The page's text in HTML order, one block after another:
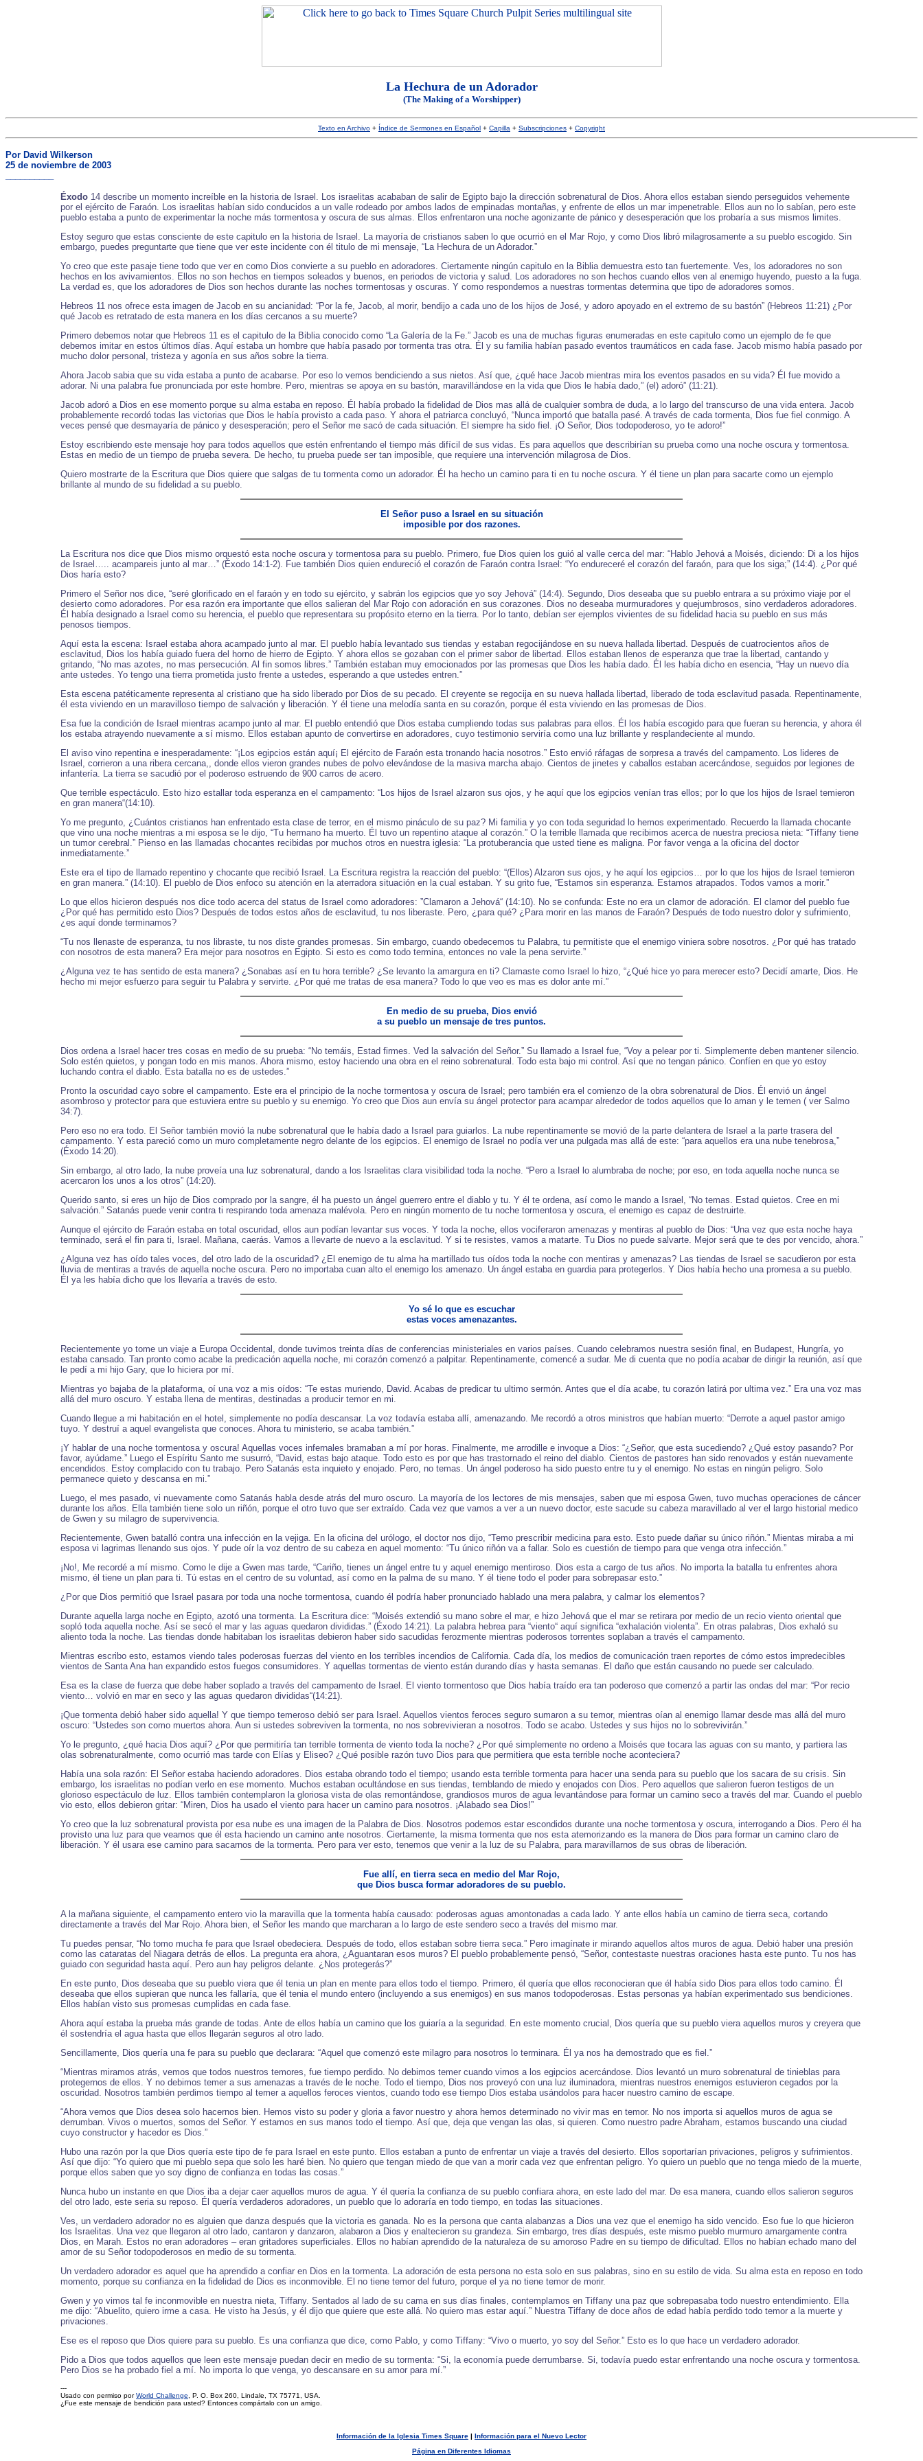
La Hechura de un Adorador
(The Making of a Worshipper)
Texto en Archivo + Índice de Sermones en Español + Capilla + Subscripciones + Copyright
Por David Wilkerson
25 de noviembre de 2003
Éxodo 14 describe un momento increíble en la historia de Israel. Los israelitas acababan de salir de Egipto bajo la dirección sobrenatural de Dios. Ahora ellos estaban siendo perseguidos vehemente
por el ejército de Faraón. Los israelitas habían sido conducidos a un valle rodeado por ambos lados de empinadas montañas, y enfrente de ellos un mar impenetrable. Ellos aun no lo sabían, pero este
pueblo estaba a punto de experimentar la noche más tormentosa y oscura de sus almas. Ellos enfrentaron una noche agonizante de pánico y desesperación que los probaría a sus mismos limites.
Estoy seguro que estas consciente de este capitulo en la historia de Israel. La mayoría de cristianos saben lo que ocurrió en el Mar Rojo, y como Dios libró milagrosamente a su pueblo escogido. Sin
embargo, puedes preguntarte que tiene que ver este incidente con él titulo de mi mensaje, “La Hechura de un Adorador.”
Yo creo que este pasaje tiene todo que ver en como Dios convierte a su pueblo en adoradores. Ciertamente ningún capitulo en la Biblia demuestra esto tan fuertemente. Ves, los adoradores no son
hechos en los avivamientos. Ellos no son hechos en tiempos soleados y buenos, en periodos de victoria y salud. Los adoradores no son hechos cuando ellos ven al enemigo huyendo, puesto a la fuga.
La verdad es, que los adoradores de Dios son hechos durante las noches tormentosas y oscuras. Y como respondemos a nuestras tormentas determina que tipo de adoradores somos.
Hebreos 11 nos ofrece esta imagen de Jacob en su ancianidad: “Por la fe, Jacob, al morir, bendijo a cada uno de los hijos de José, y adoro apoyado en el extremo de su bastón” (Hebreos 11:21) ¿Por
qué Jacob es retratado de esta manera en los días cercanos a su muerte?
Primero debemos notar que Hebreos 11 es el capitulo de la Biblia conocido como “La Galería de la Fe.” Jacob es una de muchas figuras enumeradas en este capitulo como un ejemplo de fe que
debemos imitar en estos últimos días. Aquí estaba un hombre que había pasado por tormenta tras otra. Él y su familia habían pasado eventos traumáticos en cada fase. Jacob mismo había pasado por
mucho dolor personal, tristeza y agonía en sus años sobre la tierra.
Ahora Jacob sabia que su vida estaba a punto de acabarse. Por eso lo vemos bendiciendo a sus nietos. Así que, ¿qué hace Jacob mientras mira los eventos pasados en su vida? Él fue movido a
adorar. Ni una palabra fue pronunciada por este hombre. Pero, mientras se apoya en su bastón, maravillándose en la vida que Dios le había dado,” (el) adoró” (11:21).
Jacob adoró a Dios en ese momento porque su alma estaba en reposo. Él había probado la fidelidad de Dios mas allá de cualquier sombra de duda, a lo largo del transcurso de una vida entera. Jacob
probablemente recordó todas las victorias que Dios le había provisto a cada paso. Y ahora el patriarca concluyó, “Nunca importó que batalla pasé. A través de cada tormenta, Dios fue fiel conmigo. A
veces pensé que desmayaría de pánico y desesperación; pero el Señor me sacó de cada situación. El siempre ha sido fiel. ¡O Señor, Dios todopoderoso, yo te adoro!”
Estoy escribiendo este mensaje hoy para todos aquellos que estén enfrentando el tiempo más difícil de sus vidas. Es para aquellos que describirían su prueba como una noche oscura y tormentosa.
Estas en medio de un tiempo de prueba severa. De hecho, tu prueba puede ser tan imposible, que requiere una intervención milagrosa de Dios.
Quiero mostrarte de la Escritura que Dios quiere que salgas de tu tormenta como un adorador. Él ha hecho un camino para ti en tu noche oscura. Y él tiene un plan para sacarte como un ejemplo
brillante al mundo de su fidelidad a su pueblo.
El Señor puso a Israel en su situación
imposible por dos razones.
La Escritura nos dice que Dios mismo orquestó esta noche oscura y tormentosa para su pueblo. Primero, fue Dios quien los guió al valle cerca del mar: “Hablo Jehová a Moisés, diciendo: Di a los hijos
de Israel….. acampareis junto al mar…” (Éxodo 14:1-2). Fue también Dios quien endureció el corazón de Faraón contra Israel: “Yo endureceré el corazón del faraón, para que los siga;” (14:4). ¿Por qué
Dios haría esto?
Primero el Señor nos dice, “seré glorificado en el faraón y en todo su ejército, y sabrán los egipcios que yo soy Jehová” (14:4). Segundo, Dios deseaba que su pueblo entrara a su próximo viaje por el
desierto como adoradores. Por esa razón era importante que ellos salieran del Mar Rojo con adoración en sus corazones. Dios no deseaba murmuradores y quejumbrosos, sino verdaderos adoradores.
Él había designado a Israel como su herencia, el pueblo que representara su propósito eterno en la tierra. Por lo tanto, debían ser ejemplos vivientes de su fidelidad hacia su pueblo en sus más
penosos tiempos.
Aquí esta la escena: Israel estaba ahora acampado junto al mar. El pueblo había levantado sus tiendas y estaban regocijándose en su nueva hallada libertad. Después de cuatrocientos años de
esclavitud, Dios los había guiado fuera del horno de hierro de Egipto. Y ahora ellos se gozaban con el primer sabor de libertad. Ellos estaban llenos de esperanza que trae la libertad, cantando y
gritando, “No mas azotes, no mas persecución. Al fin somos libres.” También estaban muy emocionados por las promesas que Dios les había dado. Él les había dicho en esencia, “Hay un nuevo día
ante ustedes. Yo tengo una tierra prometida justo frente a ustedes, esperando a que ustedes entren.”
Esta escena patéticamente representa al cristiano que ha sido liberado por Dios de su pecado. El creyente se regocija en su nueva hallada libertad, liberado de toda esclavitud pasada. Repentinamente,
él esta viviendo en un maravilloso tiempo de salvación y liberación. Y él tiene una melodía santa en su corazón, porque él esta viviendo en las promesas de Dios.
Esa fue la condición de Israel mientras acampo junto al mar. El pueblo entendió que Dios estaba cumpliendo todas sus palabras para ellos. Él los había escogido para que fueran su herencia, y ahora él
los estaba atrayendo nuevamente a sí mismo. Ellos estaban apunto de convertirse en adoradores, cuyo testimonio serviría como una luz brillante y resplandeciente al mundo.
El aviso vino repentina e inesperadamente: “¡Los egipcios están aquí¡ El ejército de Faraón esta tronando hacia nosotros.” Esto envió ráfagas de sorpresa a través del campamento. Los lideres de
Israel, corrieron a una ribera cercana,, donde ellos vieron grandes nubes de polvo elevándose de la masiva marcha abajo. Cientos de jinetes y caballos estaban acercándose, seguidos por legiones de
infantería. La tierra se sacudió por el poderoso estruendo de 900 carros de acero.
Que terrible espectáculo. Esto hizo estallar toda esperanza en el campamento: “Los hijos de Israel alzaron sus ojos, y he aquí que los egipcios venían tras ellos; por lo que los hijos de Israel temieron
en gran manera“(14:10).
Yo me pregunto, ¿Cuántos cristianos han enfrentado esta clase de terror, en el mismo pináculo de su paz? Mi familia y yo con toda seguridad lo hemos experimentado. Recuerdo la llamada chocante
que vino una noche mientras a mi esposa se le dijo, “Tu hermano ha muerto. Él tuvo un repentino ataque al corazón.” O la terrible llamada que recibimos acerca de nuestra preciosa nieta: “Tiffany tiene
un tumor cerebral.” Pienso en las llamadas chocantes recibidas por muchos otros en nuestra iglesia: “La protuberancia que usted tiene es maligna. Por favor venga a la oficina del doctor
inmediatamente.”
Este era el tipo de llamado repentino y chocante que recibió Israel. La Escritura registra la reacción del pueblo: “(Ellos) Alzaron sus ojos, y he aquí los egipcios… por lo que los hijos de Israel temieron
en gran manera.” (14:10). El pueblo de Dios enfoco su atención en la aterradora situación en la cual estaban. Y su grito fue, “Estamos sin esperanza. Estamos atrapados. Todos vamos a morir.”
Lo que ellos hicieron después nos dice todo acerca del status de Israel como adoradores: ”Clamaron a Jehová“ (14:10). No se confunda: Este no era un clamor de adoración. El clamor del pueblo fue
¿Por qué has permitido esto Dios? Después de todos estos años de esclavitud, tu nos liberaste. Pero, ¿para qué? ¿Para morir en las manos de Faraón? Después de todo nuestro dolor y sufrimiento,
¿es aquí donde terminamos?
“Tu nos llenaste de esperanza, tu nos libraste, tu nos diste grandes promesas. Sin embargo, cuando obedecemos tu Palabra, tu permitiste que el enemigo viniera sobre nosotros. ¿Por qué has tratado
con nosotros de esta manera? Era mejor para nosotros en Egipto. Si esto es como todo termina, entonces no vale la pena servirte.”
¿Alguna vez te has sentido de esta manera? ¿Sonabas así en tu hora terrible? ¿Se levanto la amargura en ti? Clamaste como Israel lo hizo, “¿Qué hice yo para merecer esto? Decidí amarte, Dios. He
hecho mi mejor esfuerzo para seguir tu Palabra y servirte. ¿Por qué me tratas de esa manera? Todo lo que veo es mas es dolor ante mí.”
En medio de su prueba, Dios envió
a su pueblo un mensaje de tres puntos.
Dios ordena a Israel hacer tres cosas en medio de su prueba: “No temáis, Estad firmes. Ved la salvación del Señor.” Su llamado a Israel fue, “Voy a pelear por ti. Simplemente deben mantener silencio.
Solo estén quietos, y pongan todo en mis manos. Ahora mismo, estoy haciendo una obra en el reino sobrenatural. Todo esta bajo mi control. Así que no tengan pánico. Confíen en que yo estoy
luchando contra el diablo. Esta batalla no es de ustedes.”
Pronto la oscuridad cayo sobre el campamento. Este era el principio de la noche tormentosa y oscura de Israel; pero también era el comienzo de la obra sobrenatural de Dios. Él envió un ángel
asombroso y protector para que estuviera entre su pueblo y su enemigo. Yo creo que Dios aun envía su ángel protector para acampar alrededor de todos aquellos que lo aman y le temen ( ver Salmo
34:7).
Pero eso no era todo. El Señor también movió la nube sobrenatural que le había dado a Israel para guiarlos. La nube repentinamente se movió de la parte delantera de Israel a la parte trasera del
campamento. Y esta pareció como un muro completamente negro delante de los egipcios. El enemigo de Israel no podía ver una pulgada mas allá de este: “para aquellos era una nube tenebrosa,”
(Éxodo 14:20).
Sin embargo, al otro lado, la nube proveía una luz sobrenatural, dando a los Israelitas clara visibilidad toda la noche. “Pero a Israel lo alumbraba de noche; por eso, en toda aquella noche nunca se
acercaron los unos a los otros” (14:20).
Querido santo, si eres un hijo de Dios comprado por la sangre, él ha puesto un ángel guerrero entre el diablo y tu. Y él te ordena, así como le mando a Israel, “No temas. Estad quietos. Cree en mi
salvación.” Satanás puede venir contra ti respirando toda amenaza malévola. Pero en ningún momento de tu noche tormentosa y oscura, el enemigo es capaz de destruirte.
Aunque el ejército de Faraón estaba en total oscuridad, ellos aun podían levantar sus voces. Y toda la noche, ellos vociferaron amenazas y mentiras al pueblo de Dios: “Una vez que esta noche haya
terminado, será el fin para ti, Israel. Mañana, caerás. Vamos a llevarte de nuevo a la esclavitud. Y si te resistes, vamos a matarte. Tu Dios no puede salvarte. Mejor será que te des por vencido, ahora.”
¿Alguna vez has oído tales voces, del otro lado de la oscuridad? ¿El enemigo de tu alma ha martillado tus oídos toda la noche con mentiras y amenazas? Las tiendas de Israel se sacudieron por esta
lluvia de mentiras a través de aquella noche oscura. Pero no importaba cuan alto el enemigo los amenazo. Un ángel estaba en guardia para protegerlos. Y Dios había hecho una promesa a su pueblo.
Él ya les había dicho que los llevaría a través de esto.
Yo sé lo que es escuchar
estas voces amenazantes.
Recientemente yo tome un viaje a Europa Occidental, donde tuvimos treinta días de conferencias ministeriales en varios países. Cuando celebramos nuestra sesión final, en Budapest, Hungría, yo
estaba cansado. Tan pronto como acabe la predicación aquella noche, mi corazón comenzó a palpitar. Repentinamente, comencé a sudar. Me di cuenta que no podía acabar de dirigir la reunión, así que
le pedí a mi hijo Gary, que lo hiciera por mí.
Mientras yo bajaba de la plataforma, oí una voz a mis oídos: “Te estas muriendo, David. Acabas de predicar tu ultimo sermón. Antes que el día acabe, tu corazón latirá por ultima vez.” Era una voz mas
allá del muro oscuro. Y estaba llena de mentiras, destinadas a producir temor en mi.
Cuando llegue a mi habitación en el hotel, simplemente no podía descansar. La voz todavía estaba allí, amenazando. Me recordó a otros ministros que habían muerto: “Derrote a aquel pastor amigo
tuyo. Y destruí a aquel evangelista que conoces. Ahora tu ministerio, se acaba también.”
¡Y hablar de una noche tormentosa y oscura! Aquellas voces infernales bramaban a mí por horas. Finalmente, me arrodille e invoque a Dios: “¿Señor, que esta sucediendo? ¿Qué estoy pasando? Por
favor, ayúdame.” Luego el Espíritu Santo me susurró, “David, estas bajo ataque. Todo esto es por que has trastornado el reino del diablo. Cientos de pastores han sido renovados y están nuevamente
encendidos. Estoy complacido con tu trabajo. Pero Satanás esta inquieto y enojado. Pero, no temas. Un ángel poderoso ha sido puesto entre tu y el enemigo. No estas en ningún peligro. Solo
permanece quieto y descansa en mi.”
Luego, el mes pasado, vi nuevamente como Satanás habla desde atrás del muro oscuro. La mayoría de los lectores de mis mensajes, saben que mi esposa Gwen, tuvo muchas operaciones de cáncer
durante los años. Ella también tiene solo un riñón, porque el otro tuvo que ser extraído. Cada vez que vamos a ver a un nuevo doctor, este sacude su cabeza maravillado al ver el largo historial medico
de Gwen y su milagro de supervivencia.
Recientemente, Gwen batalló contra una infección en la vejiga. En la oficina del urólogo, el doctor nos dijo, “Temo prescribir medicina para esto. Esto puede dañar su único riñón.” Mientas miraba a mi
esposa vi lagrimas llenando sus ojos. Y pude oír la voz dentro de su cabeza en aquel momento: “Tu único riñón va a fallar. Solo es cuestión de tiempo para que venga otra infección.”
¡No!, Me recordé a mí mismo. Como le dije a Gwen mas tarde, “Cariño, tienes un ángel entre tu y aquel enemigo mentiroso. Dios esta a cargo de tus años. No importa la batalla tu enfrentes ahora
mismo, él tiene un plan para ti. Tú estas en el centro de su voluntad, así como en la palma de su mano. Y él tiene todo el poder para sobrepasar esto.”
¿Por que Dios permitió que Israel pasara por toda una noche tormentosa, cuando él podría haber pronunciado hablado una mera palabra, y calmar los elementos?
Durante aquella larga noche en Egipto, azotó una tormenta. La Escritura dice: “Moisés extendió su mano sobre el mar, e hizo Jehová que el mar se retirara por medio de un recio viento oriental que
sopló toda aquella noche. Así se secó el mar y las aguas quedaron divididas.” (Éxodo 14:21). La palabra hebrea para “viento“ aquí significa “exhalación violenta”. En otras palabras, Dios exhaló su
aliento toda la noche. Las tiendas donde habitaban los israelitas debieron haber sido sacudidas ferozmente mientras poderosos torrentes soplaban a través el campamento.
Mientras escribo esto, estamos viendo tales poderosas fuerzas del viento en los terribles incendios de California. Cada día, los medios de comunicación traen reportes de cómo estos impredecibles
vientos de Santa Ana han expandido estos fuegos consumidores. Y aquellas tormentas de viento están durando días y hasta semanas. El daño que están causando no puede ser calculado.
Esa es la clase de fuerza que debe haber soplado a través del campamento de Israel. El viento tormentoso que Dios había traído era tan poderoso que comenzó a partir las ondas del mar: “Por recio
viento… volvió en mar en seco y las aguas quedaron divididas“(14:21).
¡Que tormenta debió haber sido aquella! Y que tiempo temeroso debió ser para Israel. Aquellos vientos feroces seguro sumaron a su temor, mientras oían al enemigo llamar desde mas allá del muro
oscuro: “Ustedes son como muertos ahora. Aun si ustedes sobreviven la tormenta, no nos sobrevivieran a nosotros. Todo se acabo. Ustedes y sus hijos no lo sobrevivirán.”
Yo le pregunto, ¿qué hacia Dios aquí? ¿Por que permitiría tan terrible tormenta de viento toda la noche? ¿Por qué simplemente no ordeno a Moisés que tocara las aguas con su manto, y partiera las
olas sobrenaturalmente, como ocurrió mas tarde con Elías y Eliseo? ¿Qué posible razón tuvo Dios para que permitiera que esta terrible noche aconteciera?
Había una sola razón: El Señor estaba haciendo adoradores. Dios estaba obrando todo el tiempo; usando esta terrible tormenta para hacer una senda para su pueblo que los sacara de su crisis. Sin
embargo, los israelitas no podían verlo en ese momento. Muchos estaban ocultándose en sus tiendas, temblando de miedo y enojados con Dios. Pero aquellos que salieron fueron testigos de un
glorioso espectáculo de luz. Ellos también contemplaron la gloriosa vista de olas remontándose, grandiosos muros de agua levantándose para formar un camino seco a través del mar. Cuando el pueblo
vio esto, ellos debieron gritar: “Miren, Dios ha usado el viento para hacer un camino para nosotros. ¡Alabado sea Dios!”
Yo creo que la luz sobrenatural provista por esa nube es una imagen de la Palabra de Dios. Nosotros podemos estar escondidos durante una noche tormentosa y oscura, interrogando a Dios. Pero él ha
provisto una luz para que veamos que él esta haciendo un camino ante nosotros. Ciertamente, la misma tormenta que nos esta atemorizando es la manera de Dios para formar un camino claro de
liberación. Y él usara ese camino para sacarnos de la tormenta. Pero para ver esto, tenemos que venir a la luz de su Palabra, para maravillarnos de sus obras de liberación.
Fue allí, en tierra seca en medio del Mar Rojo,
que Dios busca formar adoradores de su pueblo.
A la mañana siguiente, el campamento entero vio la maravilla que la tormenta había causado: poderosas aguas amontonadas a cada lado. Y ante ellos había un camino de tierra seca, cortando
directamente a través del Mar Rojo. Ahora bien, el Señor les mando que marcharan a lo largo de este sendero seco a través del mismo mar.
Tu puedes pensar, “No tomo mucha fe para que Israel obedeciera. Después de todo, ellos estaban sobre tierra seca.” Pero imagínate ir mirando aquellos altos muros de agua. Debió haber una presión
como las cataratas del Niagara detrás de ellos. La pregunta era ahora, ¿Aguantaran esos muros? El pueblo probablemente pensó, “Señor, contestaste nuestras oraciones hasta este punto. Tu nos has
guiado con seguridad hasta aquí. Pero aun hay peligros delante. ¿Nos protegerás?”
En este punto, Dios deseaba que su pueblo viera que él tenia un plan en mente para ellos todo el tiempo. Primero, él quería que ellos reconocieran que él había sido Dios para ellos todo camino. Él
deseaba que ellos supieran que nunca les fallaría, que él tenia el mundo entero (incluyendo a sus enemigos) en sus manos todopoderosas. Estas personas ya habían experimentado sus bendiciones.
Ellos habían visto sus promesas cumplidas en cada fase.
Ahora aquí estaba la prueba más grande de todas. Ante de ellos había un camino que los guiaría a la seguridad. En este momento crucial, Dios quería que su pueblo viera aquellos muros y creyera que
él sostendría el agua hasta que ellos llegarán seguros al otro lado.
Sencillamente, Dios quería una fe para su pueblo que declarara: “Aquel que comenzó este milagro para nosotros lo terminara. Él ya nos ha demostrado que es fiel.”
“Mientras miramos atrás, vemos que todos nuestros temores, fue tiempo perdido. No debimos temer cuando vimos a los egipcios acercándose. Dios levantó un muro sobrenatural de tinieblas para
protegernos de ellos. Y no debimos temer a sus amenazas a través de le noche. Todo el tiempo, Dios nos proveyó con una luz iluminadora, mientras nuestros enemigos estuvieron cegados por la
oscuridad. Nosotros también perdimos tiempo al temer a aquellos feroces vientos, cuando todo ese tiempo Dios estaba usándolos para hacer nuestro camino de escape.
“Ahora vemos que Dios desea solo hacernos bien. Hemos visto su poder y gloria a favor nuestro y ahora hemos determinado no vivir mas en temor. No nos importa si aquellos muros de agua se
derrumban. Vivos o muertos, somos del Señor. Y estamos en sus manos todo el tiempo. Así que, deja que vengan las olas, si quieren. Como nuestro padre Abraham, estamos buscando una ciudad
cuyo constructor y hacedor es Dios.”
Hubo una razón por la que Dios quería este tipo de fe para Israel en este punto. Ellos estaban a punto de enfrentar un viaje a través del desierto. Ellos soportarían privaciones, peligros y sufrimientos.
Así que dijo: “Yo quiero que mi pueblo sepa que solo les haré bien. No quiero que tengan miedo de que van a morir cada vez que enfrentan peligro. Yo quiero un pueblo que no tenga miedo de la muerte,
porque ellos saben que yo soy digno de confianza en todas las cosas.”
Nunca hubo un instante en que Dios iba a dejar caer aquellos muros de agua. Y él quería la confianza de su pueblo confiara ahora, en este lado del mar. De esa manera, cuando ellos salieron seguros
del otro lado, este seria su reposo. Él quería verdaderos adoradores, un pueblo que lo adoraría en todo tiempo, en todas las situaciones.
Ves, un verdadero adorador no es alguien que danza después que la victoria es ganada. No es la persona que canta alabanzas a Dios una vez que el enemigo ha sido vencido. Eso fue lo que hicieron
los Israelitas. Una vez que llegaron al otro lado, cantaron y danzaron, alabaron a Dios y enaltecieron su grandeza. Sin embargo, tres días después, este mismo pueblo murmuro amargamente contra
Dios, en Marah. Estos no eran adoradores – eran gritadores superficiales. Ellos no habían aprendido de la naturaleza de su amoroso Padre en su tiempo de dificultad. Ellos no habían echado mano del
amor de su Señor todopoderosos en medio de su tormenta.
Un verdadero adorador es aquel que ha aprendido a confiar en Dios en la tormenta. La adoración de esta persona no esta solo en sus palabras, sino en su estilo de vida. Su alma esta en reposo en todo
momento, porque su confianza en la fidelidad de Dios es inconmovible. El no tiene temor del futuro, porque el ya no tiene temor de morir.
Gwen y yo vimos tal fe inconmovible en nuestra nieta, Tiffany. Sentados al lado de su cama en sus días finales, contemplamos en Tiffany una paz que sobrepasaba todo nuestro entendimiento. Ella
me dijo: “Abuelito, quiero irme a casa. He visto ha Jesús, y él dijo que quiere que este allá. No quiero mas estar aquí.” Nuestra Tiffany de doce años de edad había perdido todo temor a la muerte y
privaciones.
Ese es el reposo que Dios quiere para su pueblo. Es una confianza que dice, como Pablo, y como Tiffany: “Vivo o muerto, yo soy del Señor.” Esto es lo que hace un verdadero adorador.
Pido a Dios que todos aquellos que leen este mensaje puedan decir en medio de su tormenta: “Si, la economía puede derrumbarse. Si, todavía puedo estar enfrentando una noche oscura y tormentosa.
Pero Dios se ha probado fiel a mí. No importa lo que venga, yo descansare en su amor para mí.”
---
Usado con permiso porWorld Challenge, P. O. Box 260, Lindale, TX 75771, USA.
¿Fue este mensaje de bendición para usted? Entonces compártalo con un amigo.
Información de la Iglesia Times Square
Información para el Nuevo Lector
Página en Diferentes Idiomas